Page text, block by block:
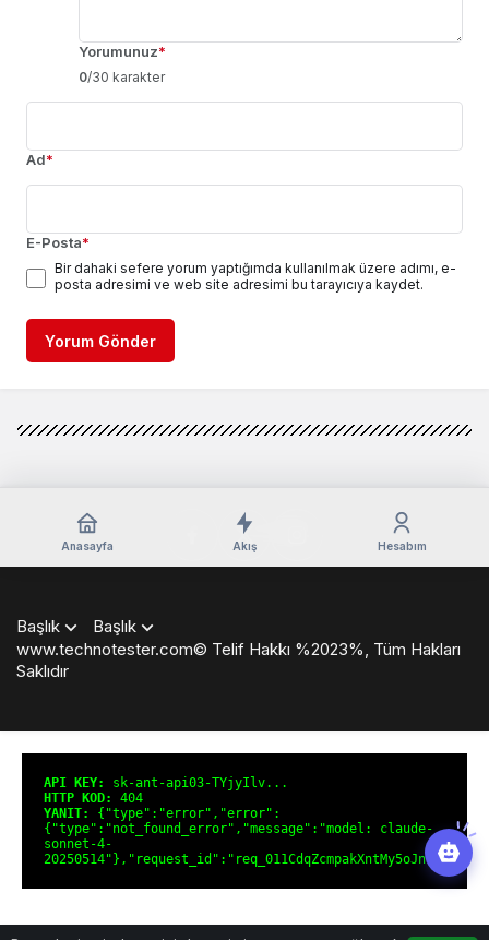
Yorumunuz*
0/30 karakter
Ad*
E-Posta*
Bir dahaki sefere yorum yaptığımda kullanılmak üzere adımı, e-
posta adresimi ve web site adresimi bu tarayıcıya kaydet.
Yorum Gönder
Anasayfa Akış Hesabım
Başlık
Başlık
www.technotester.com© Telif Hakkı %2023%, Tüm Hakları
Saklıdır
casino
siteleri
deneme
bonusu
veren
siteler
deneme
siteler
API KEY:
sk-ant-api03-TYjyIlv...
HTTP KOD:
404
YANIT:
{"type":"error","error":
{"type":"not_found_error","message":"model: claude-
sonnet-4-
20250514"},"request_id":"req_011CdqZcmpakXntMy5oJnfsr"}